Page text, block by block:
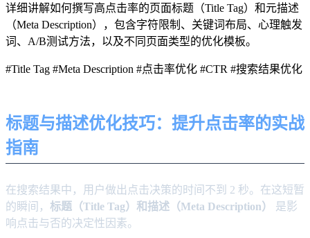
详细讲解如何撰写高点击率的页面标题（Title Tag）和元描述
（Meta Description），包含字符限制、关键词布局、心理触发
词、A/B测试方法，以及不同页面类型的优化模板。
#Title Tag #Meta Description #点击率优化 #CTR #搜索结果优化
标题与描述优化技巧：提升点击率的实战
指南
在搜索结果中，用户做出点击决策的时间不到 2 秒。在这短暂
的瞬间， 标题（Title Tag）和描述（Meta Description）
是影
响点击与否的决定性因素。